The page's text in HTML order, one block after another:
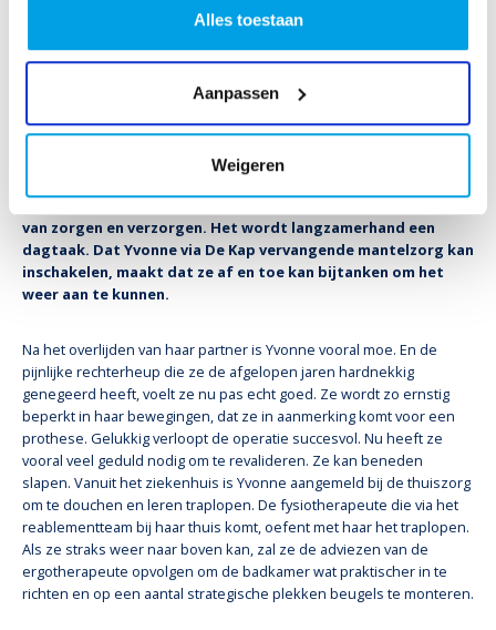
Alles toestaan
Aanpassen
Weigeren
Yvonne vraagt gezelschap, ze
organiseert een netwerk
Toen de liefde toesloeg en Yvonne een nieuwe partner vond,
kwam al snel de vraag op: jouw huis in Emmen of het mijne in
haar vriendin ernstig ziek wordt, volgt een intense periode
van zorgen en verzorgen. Het wordt langzamerhand een
dagtaak. Dat Yvonne via De Kap vervangende mantelzorg kan
inschakelen, maakt dat ze af en toe kan bijtanken om het
weer aan te kunnen.
Na het overlijden van haar partner is Yvonne vooral moe. En de
pijnlijke rechterheup die ze de afgelopen jaren hardnekkig
genegeerd heeft, voelt ze nu pas echt goed. Ze wordt zo ernstig
beperkt in haar bewegingen, dat ze in aanmerking komt voor een
prothese. Gelukkig verloopt de operatie succesvol. Nu heeft ze
vooral veel geduld nodig om te revalideren. Ze kan beneden
slapen. Vanuit het ziekenhuis is Yvonne aangemeld bij de thuiszorg
om te douchen en leren traplopen. De fysiotherapeute die via het
reablementteam bij haar thuis komt, oefent met haar het traplopen.
Als ze straks weer naar boven kan, zal ze de adviezen van de
ergotherapeute opvolgen om de badkamer wat praktischer in te
richten en op een aantal strategische plekken beugels te monteren.